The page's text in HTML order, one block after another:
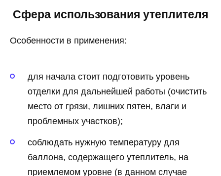
Сфера использования утеплителя
Особенности в применения:
для начала стоит подготовить уровень
отделки для дальнейшей работы (очистить
место от грязи, лишних пятен, влаги и
проблемных участков);
соблюдать нужную температуру для
баллона, содержащего утеплитель, на
приемлемом уровне (в данном случае